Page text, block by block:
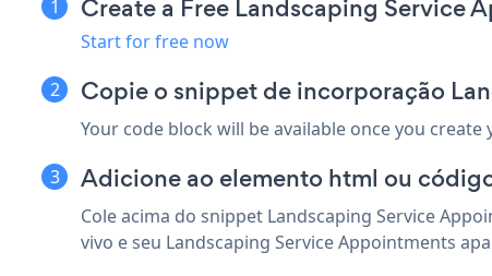
Create a Free Landscaping Service
Start for free now
Copie o snippet de incorporação
Your code block will be available once you create
Adicione ao elemento html ou
Cole acima do snippet Landscaping Service
vivo e seu Landscaping Service Appointments